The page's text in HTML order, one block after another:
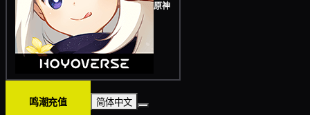
原神
鸣潮充值 简体中文